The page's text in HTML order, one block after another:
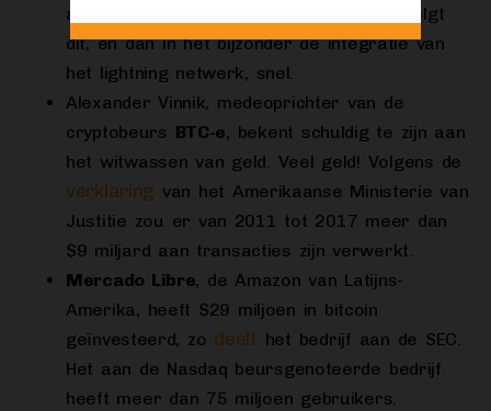
alleen altcoins en stablecoins. Mogelijk volgt
dit, en dan in het bijzonder de integratie van
het lightning netwerk, snel.
Alexander Vinnik, medeoprichter van de
cryptobeurs BTC-e, bekent schuldig te zijn aan
het witwassen van geld. Veel geld! Volgens de
verklaring van het Amerikaanse Ministerie van
Justitie zou er van 2011 tot 2017 meer dan
$9 miljard aan transacties zijn verwerkt.
Mercado Libre, de Amazon van Latijns-
Amerika, heeft $29 miljoen in bitcoin
geïnvesteerd, zo deelt het bedrijf aan de SEC.
Het aan de Nasdaq beursgenoteerde bedrijf
heeft meer dan 75 miljoen gebruikers.